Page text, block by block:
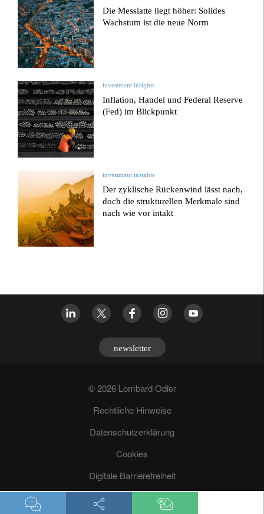
Die Messlatte liegt höher: Solides
Wachstum ist die neue Norm
investment insights
Inflation, Handel und Federal Reserve
(Fed) im Blickpunkt
investment insights
Der zyklische Rückenwind lässt nach,
doch die strukturellen Merkmale sind
nach wie vor intakt
newsletter
© 2026 Lombard Odier
Rechtliche Hinweise
Datenschutzerklärung
Cookies
Digitale Barrierefreiheit
Betrugsprävention